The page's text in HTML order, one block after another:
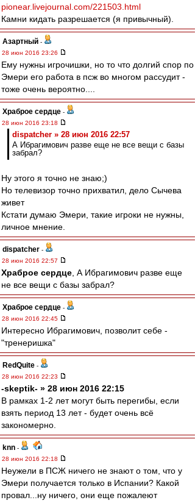
pionear.livejournal.com/221503.html
Камни кидать разрешается (я привычный).
Азартный -
28 июн 2016 23:26
Ему нужны игрочишки, но то что долгий спор по
Эмери его работа в псж во многом рассудит -
тоже очень вероятно....
Храброе сердце -
28 июн 2016 23:18
dispatcher » 28 июн 2016 22:57
А Ибрагимович разве еще не все вещи с базы
забрал?
Ну этого я точно не знаю;)
Но телевизор точно прихватил, дело Сычева
живет
Кстати думаю Эмери, такие игроки не нужны,
личное мнение.
dispatcher -
28 июн 2016 22:57
Храброе сердце , А Ибрагимович разве еще
не все вещи с базы забрал?
Храброе сердце -
28 июн 2016 22:45
Интересно Ибрагимович, позволит себе -
"тренеришка"
RedQuite -
28 июн 2016 22:23
-skeptik- » 28 июн 2016 22:15
В рамках 1-2 лет могут быть перегибы, если
взять период 13 лет - будет очень всё
закономерно.
knn -
28 июн 2016 22:18
Неужели в ПСЖ ничего не знают о том, что у
Эмери получается только в Испании? Какой
провал...ну ничего, они еще пожалеют